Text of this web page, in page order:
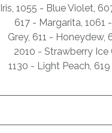
Iris, 1055 - Blue Violet,
617 - Margarita, 1061
Grey, 611 - Honeydew,
2010 - Strawberry Ice
1130 - Light Peach,